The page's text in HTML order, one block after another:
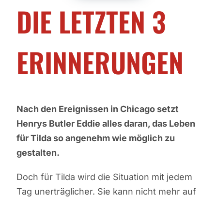
DIE LETZTEN 3
ERINNERUNGEN
Nach den Ereignissen in Chicago setzt
Henrys Butler Eddie alles daran, das Leben
für Tilda so angenehm wie möglich zu
gestalten.
Doch für Tilda wird die Situation mit jedem
Tag unerträglicher. Sie kann nicht mehr auf